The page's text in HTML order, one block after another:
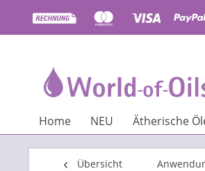
Home NEU Ätherische
Übersicht